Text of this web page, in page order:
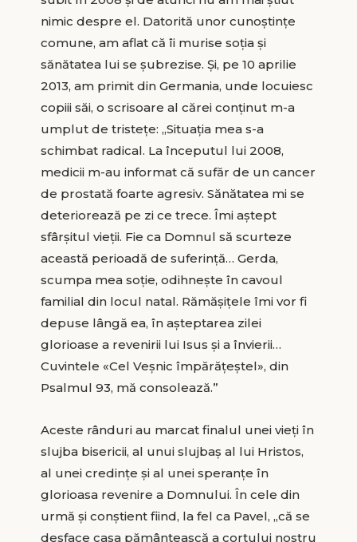
nimic despre el. Datorită unor cunoştinţe
comune, am aflat că îi murise soţia şi
sănătatea lui se şubrezise. Şi, pe 10 aprilie
2013, am primit din Germania, unde locuiesc
copiii săi, o scrisoare al cărei conţinut m-a
umplut de tristeţe: „Situaţia mea s-a
schimbat radical. La începutul lui 2008,
medicii m-au informat că sufăr de un cancer
de prostată foarte agresiv. Sănătatea mi se
deteriorează pe zi ce trece. Îmi aştept
sfârşitul vieţii. Fie ca Domnul să scurteze
această perioadă de suferinţă… Gerda,
scumpa mea soţie, odihneşte în cavoul
familial din locul natal. Rămăşiţele îmi vor fi
depuse lângă ea, în aşteptarea zilei
glorioase a revenirii lui Isus şi a învierii…
Cuvintele «Cel Veşnic împărăţeştel», din
Psalmul 93, mă consolează.”
Aceste rânduri au marcat finalul unei vieţi în
slujba bisericii, al unui slujbaş al lui Hristos,
al unei credinţe şi al unei speranţe în
glorioasa revenire a Domnului. În cele din
urmă şi conştient fiind, la fel ca Pavel, „că se
desface casa pământească a cortului nostru